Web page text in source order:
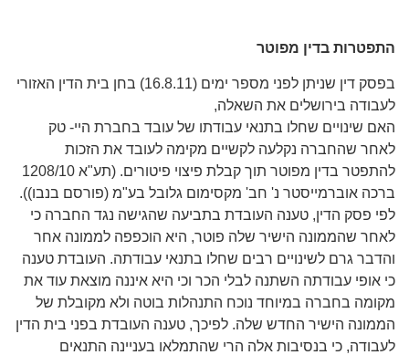
התפטרות בדין מפוטר
בפסק דין שניתן לפני מספר ימים (16.8.11) בחן בית הדין האזורי
לעבודה בירושלים את השאלה,
האם שינויים שחלו בתנאי עבודתו של עובד בחברת היי- טק
לאחר שהחברה נקלעה לקשיים מקימה לעובד את הזכות
להתפטר בדין מפוטר תוך קבלת פיצוי פיטורים. (תע"א 1208/10
ברכה אוברמייסטר נ' חב' מקסימום גלובל בע"מ (פורסם בנבו)).
לפי פסק הדין, טענה העובדת בתביעה שהגישה נגד החברה כי
לאחר שהממונה הישיר שלה פוטר, היא הוכפפה לממונה אחר
והדבר גרם לשינויים רבים שחלו בתנאי עבודתה. העובדת טענה
כי אופי עבודתה השתנה לבלי הכר וכי היא איננה מוצאת עוד את
מקומה בחברה במיוחד נוכח התנהלות בוטה ולא מקובלת של
הממונה הישיר החדש שלה. לפיכך, טענה העובדת בפני בית הדין
לעבודה, כי בנסיבות אלה הרי שהתמלאו בעניינה התנאים